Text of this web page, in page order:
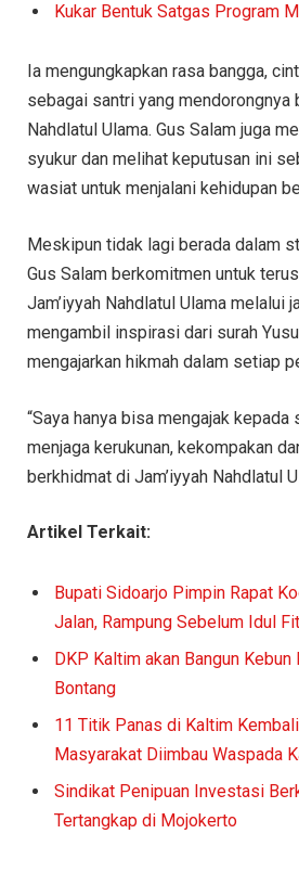
Kukar Bentuk Satgas Program
Ia mengungkapkan rasa bangga,
sebagai santri yang mendorongnya
Nahdlatul Ulama. Gus Salam juga
syukur dan melihat keputusan ini
wasiat untuk menjalani kehidupan
Meskipun tidak lagi berada dalam
Gus Salam berkomitmen untuk
Jam’iyyah Nahdlatul Ulama melalui
mengambil inspirasi dari surah
mengajarkan hikmah dalam setiap
“Saya hanya bisa mengajak kepada
menjaga kerukunan, kekompakan
berkhidmat di Jam’iyyah Nahdlatul
Artikel Terkait:
Bupati Sidoarjo Pimpin Rapat
Jalan, Rampung Sebelum Idul
DKP Kaltim akan Bangun Kebun
Bontang
11 Titik Panas di Kaltim
Masyarakat Diimbau Waspada
Sindikat Penipuan Investasi
Tertangkap di Mojokerto